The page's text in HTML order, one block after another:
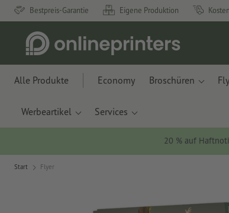
Bestpreis-Garantie Eigene Produktion
Alle Produkte Economy Broschüren
Werbeartikel Services
20 % auf
Start Flyer